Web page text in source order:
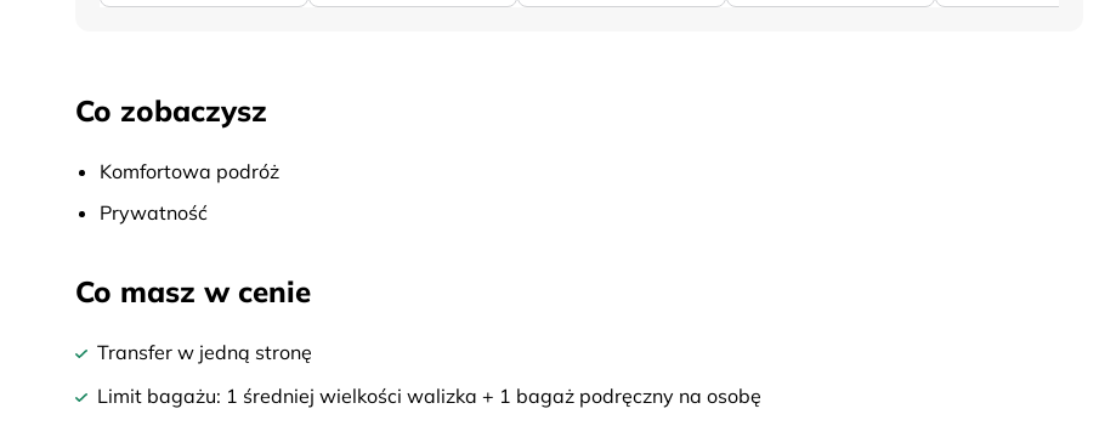
Co zobaczysz
Komfortowa podróż
Prywatność
Co masz w cenie
Transfer w jedną stronę
Limit bagażu: 1 średniej wielkości walizka + 1 bagaż podręczny na osobę